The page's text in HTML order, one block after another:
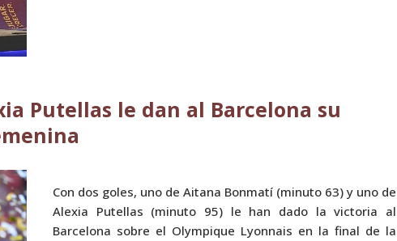
Putellas le dan al Barcelona su
Con dos goles, uno de Aitana Bonmatí (minuto 63) y uno de
Alexia Putellas (minuto 95) le han dado la victoria al
Barcelona sobre el Olympique Lyonnais en la final de la